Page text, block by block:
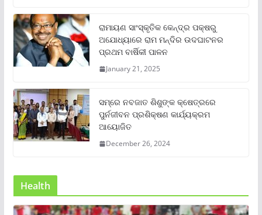
ରାମାୟଣ ସାଂସ୍କୃତିକ କେନ୍ଦ୍ର ପକ୍ଷରୁ
ଅଯୋଧ୍ୟାରେ ରାମ ମନ୍ଦିର ଉଦଘାଟନର
ପ୍ରଥମ ବାର୍ଷିକୀ ପାଳନ
January 21, 2025
ସମ୍‌ରେ ନବଜାତ ଶିଶୁଙ୍କ କ୍ଷେତ୍ରରେ
ପୁର୍ନଜୀବନ ପ୍ରଶିକ୍ଷଣ କାର୍ଯ୍ୟକ୍ରମ
ଆୟୋଜିତ
December 26, 2024
Health